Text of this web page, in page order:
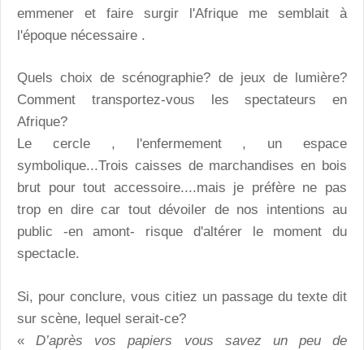
emmener et faire surgir l'Afrique me semblait à
l'époque nécessaire .
Quels choix de scénographie? de jeux de lumière?
Comment transportez-vous les spectateurs en
Afrique?
Le cercle , l'enfermement , un espace
symbolique...Trois caisses de marchandises en bois
brut pour tout accessoire....mais je préfère ne pas
trop en dire car tout dévoiler de nos intentions au
public -en amont- risque d'altérer le moment du
spectacle.
Si, pour conclure, vous citiez un passage du texte dit
sur scène, lequel serait-ce?
« D’après vos papiers vous savez un peu de